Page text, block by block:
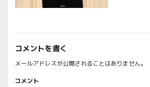
コメントを書く
メールアドレスが公開されることはありません。
コメント